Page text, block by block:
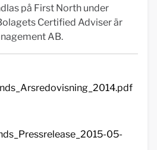
på First North under
Certified Adviser är
AB.
05-